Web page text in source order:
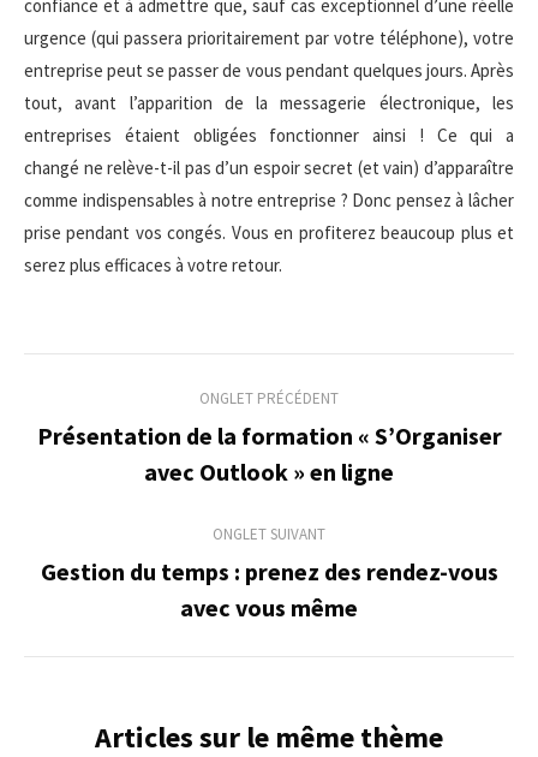
confiance et à admettre que, sauf cas exceptionnel d’une réelle
urgence (qui passera prioritairement par votre téléphone), votre
entreprise peut se passer de vous pendant quelques jours. Après
tout, avant l’apparition de la messagerie électronique, les
entreprises étaient obligées fonctionner ainsi ! Ce qui a
changé ne relève-t-il pas d’un espoir secret (et vain) d’apparaître
comme indispensables à notre entreprise ? Donc pensez à lâcher
prise pendant vos congés. Vous en profiterez beaucoup plus et
serez plus efficaces à votre retour.
de
commentaire
ONGLET PRÉCÉDENT
Onglet
précédent
Présentation de la formation « S’Organiser
avec Outlook » en ligne
ONGLET SUIVANT
Onglet
suivant
Gestion du temps : prenez des rendez-vous
avec vous même
Articles sur le même thème